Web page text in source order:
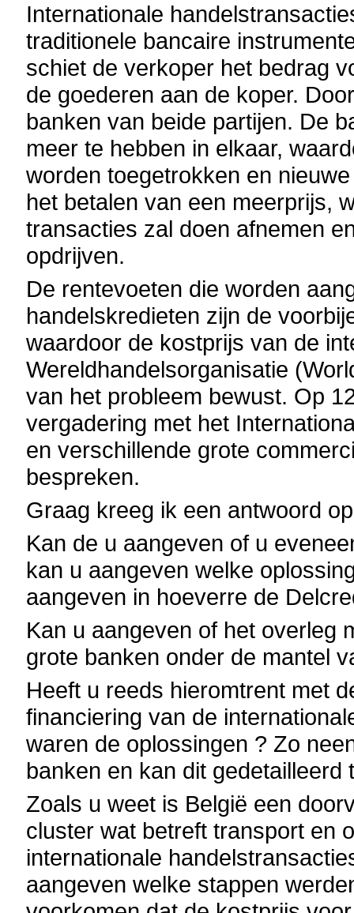
Internationale
traditionele bancaire
schiet de verkoper het bedrag
de goederen aan de koper.
banken van beide partijen. De
meer te hebben in elkaar,
worden toegetrokken en
het betalen van een meerprijs,
transacties zal doen afnemen
opdrijven.
De rentevoeten die worden
handelskredieten zijn de
waardoor de kostprijs van de
Wereldhandelsorganisatie
van het probleem bewust. Op
vergadering met het
en verschillende grote
bespreken.
Graag kreeg ik een antwoord
Kan de u aangeven of u
kan u aangeven welke
aangeven in hoeverre de
Kan u aangeven of het overleg
grote banken onder de mantel
Heeft u reeds hieromtrent met
financiering van de
waren de oplossingen ? Zo
banken en kan dit gedetailleerd
Zoals u weet is België een
cluster wat betreft transport en
internationale
aangeven welke stappen